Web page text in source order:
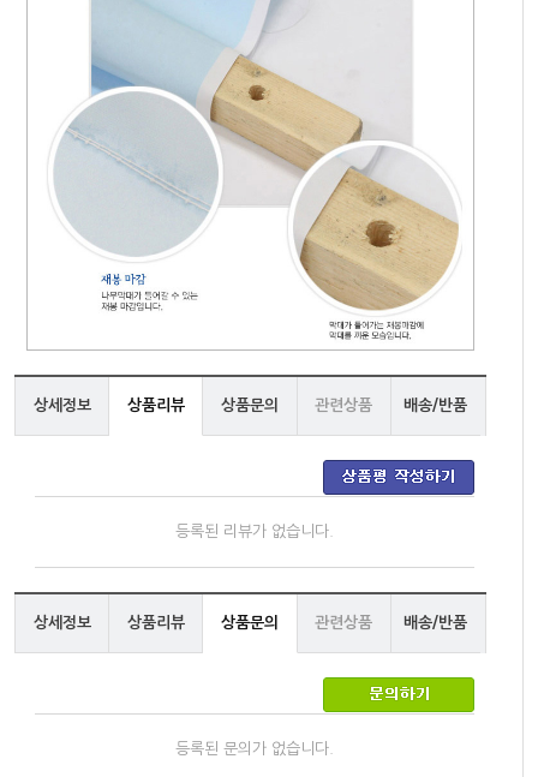
상세정보 상품리뷰 상품문의 관련상품 배송/반품
등록된 리뷰가 없습니다.
상세정보 상품리뷰 상품문의 관련상품 배송/반품
등록된 문의가 없습니다.